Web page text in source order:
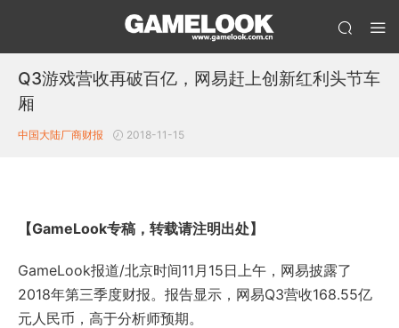
Q3游戏营收再破百亿，网易赶上创新红利头节车
厢
中国大陆厂商财报 2018-11-15
【GameLook专稿，转载请注明出处】
GameLook报道/北京时间11月15日上午，网易披露了
2018年第三季度财报。报告显示，网易Q3营收168.55亿
元人民币，高于分析师预期。